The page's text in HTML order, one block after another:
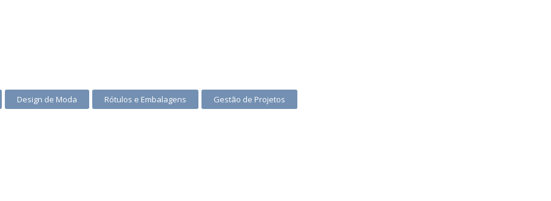
Design de Moda Rótulos e Embalagens Gestão de Projetos